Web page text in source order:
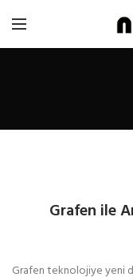
Grafen ile
Grafen teknolojiye yeni